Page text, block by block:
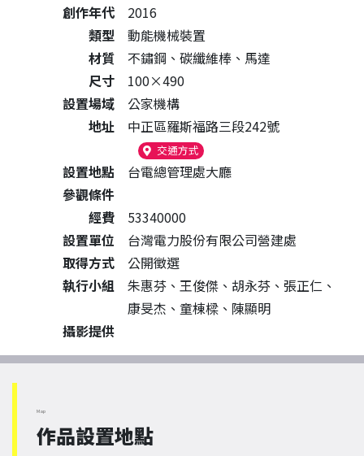
創作年代
2016
類型
動能機械裝置
材質
不鏽鋼、碳纖維棒、馬達
尺寸
100×490
設置場域
公家機構
地址
中正區羅斯福路三段242號
交通方式（另開新視窗）
設置地點
台電總管理處大廳
參觀條件
經費
53340000
設置單位
台灣電力股份有限公司營建處
取得方式
公開徵選
執行小組
朱惠芬、王俊傑、胡永芬、張正仁、
康旻杰、童棟樑、陳顯明
攝影提供
Map
作品設置地點